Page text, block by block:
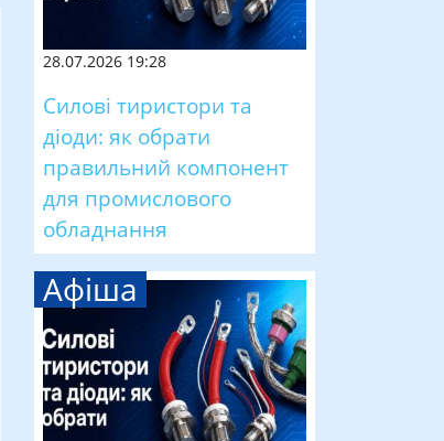
28.07.2026 19:28
Силові тиристори та
діоди: як обрати
правильний компонент
для промислового
обладнання
Афіша